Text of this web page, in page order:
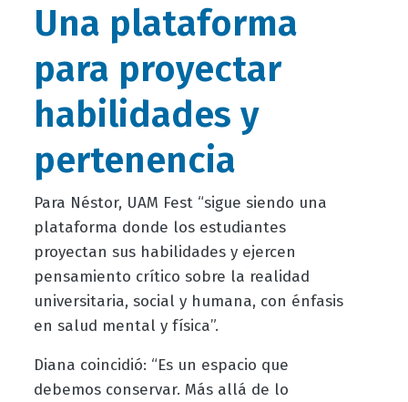
Una plataforma
para proyectar
habilidades y
pertenencia
Para Néstor, UAM Fest “sigue siendo una
plataforma donde los estudiantes
proyectan sus habilidades y ejercen
pensamiento crítico sobre la realidad
universitaria, social y humana, con énfasis
en salud mental y física”.
Diana coincidió: “Es un espacio que
debemos conservar. Más allá de lo